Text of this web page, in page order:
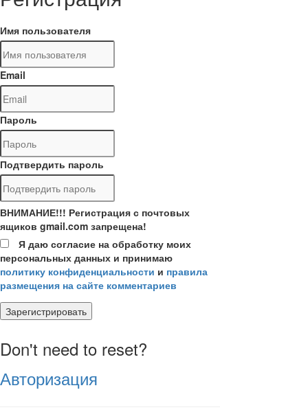
Имя пользователя
Email
Пароль
Подтвердить пароль
ВНИМАНИЕ!!! Регистрация с почтовых
ящиков gmail.com запрещена!
Я даю согласие на обработку моих
персональных данных и принимаю
политику конфиденциальности и правила
размещения на сайте комментариев
Зарегистрировать
Don't need to reset?
Авторизация